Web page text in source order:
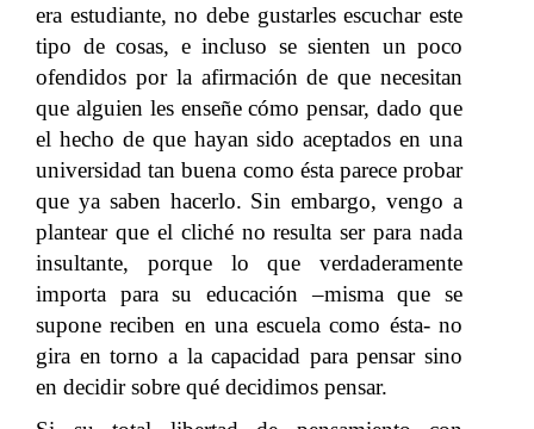
era estudiante, no debe gustarles escuchar este
tipo de cosas, e incluso se sienten un poco
ofendidos por la afirmación de que necesitan
que alguien les enseñe cómo pensar, dado que
el hecho de que hayan sido aceptados en una
universidad tan buena como ésta parece probar
que ya saben hacerlo. Sin embargo, vengo a
plantear que el cliché no resulta ser para nada
insultante, porque lo que verdaderamente
importa para su educación –misma que se
supone reciben en una escuela como ésta- no
gira en torno a la capacidad para pensar sino
en decidir sobre qué decidimos pensar.